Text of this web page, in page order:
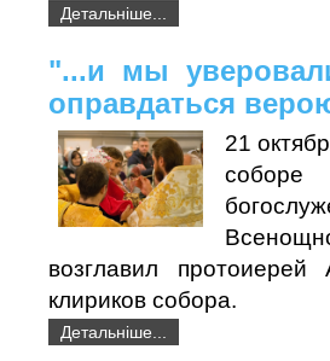
Детальніше...
"...и мы
оправдаться
21
возглавил
клириков собора.
Детальніше...